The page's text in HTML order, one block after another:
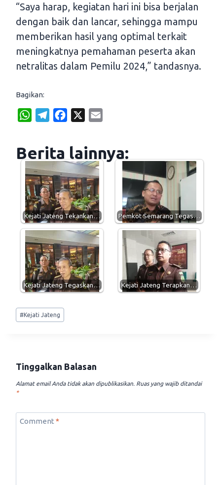
“Saya harap, kegiatan hari ini bisa berjalan
dengan baik dan lancar, sehingga mampu
memberikan hasil yang optimal terkait
meningkatnya pemahaman peserta akan
netralitas dalam Pemilu 2024,” tandasnya.
Bagikan:
W
t
s
A
p
p
e
g
r
a
m
e
b
o
o
k
i
Berita lainnya:
Kejati Jateng Tekankan… Pemkot Semarang Tegas…
Kejati Jateng Tegaskan… Kejati Jateng Terapkan…
Post
Tags:
#Kejati Jateng
Tinggalkan Balasan
Alamat email Anda tidak akan dipublikasikan. Ruas yang wajib ditandai
*
Comment *